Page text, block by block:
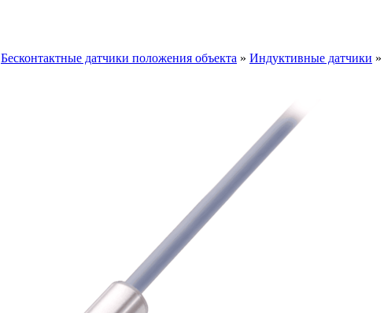
Бесконтактные датчики положения объекта » Индуктивные датчики »